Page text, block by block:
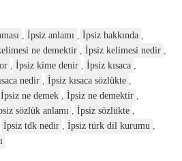
, İpsiz anlamı , İpsiz hakkında ,
ne demektir , İpsiz kelimesi nedir ,
, İpsiz kime denir , İpsiz kısaca ,
nedir , İpsiz kısaca sözlükte ,
İpsiz ne demek , İpsiz ne demektir ,
sözlük anlamı , İpsiz sözlükte ,
İpsiz tdk nedir , İpsiz türk dil kurumu ,